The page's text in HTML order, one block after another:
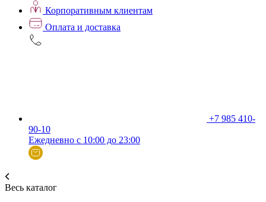
Корпоративным клиентам
Оплата и доставка
+7 985 410-
90-10
Ежедневно с 10:00 до 23:00
Весь каталог